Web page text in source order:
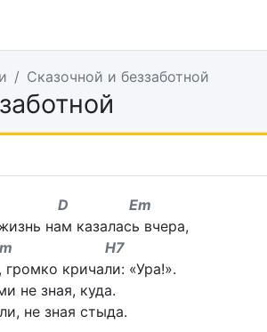
Сказочной и беззаботной
D Em
нам казалась вчера,
H7
кричали: «Ура!».
не зная, куда.
не зная стыда.